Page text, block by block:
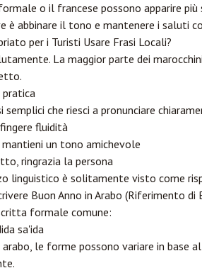
o il francese possono apparire più
è abbinare il tono e mantenere i saluti
per i Turisti Usare Frasi Locali?
La maggior parte dei
pratica
semplici che riesci a pronunciare
fluidità
mantieni un tono amichevole
ringrazia la persona
linguistico è solitamente visto come
Buon Anno in Arabo (Riferimento di
formale comune:
sa'ida
le forme possono variare in base